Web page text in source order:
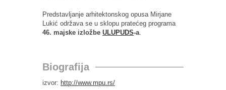
Predstavljanje arhitektonskog opusa Mirjane
Lukić održava se u sklopu pratećeg programa
46. majske izložbe ULUPUDS-a.
Biografija
izvor: http://www.mpu.rs/